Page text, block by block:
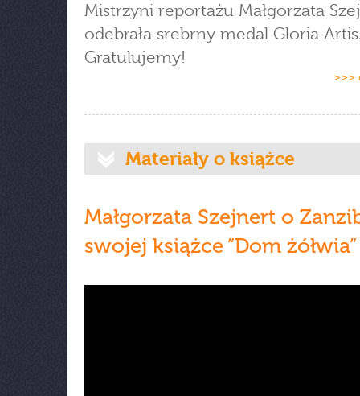
Mistrzyni reportażu Małgorzata
odebrała srebrny medal Gloria
Gratulujemy!
>>>
Materiały o książce
Małgorzata Szejnert o
swojej książce ”Dom żółwia”